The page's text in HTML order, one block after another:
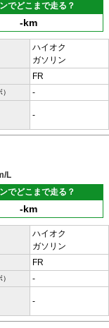
でどこまで走る？
-km
ハイオク
ガソリン
FR
-
-
L
でどこまで走る？
-km
ハイオク
ガソリン
FR
-
-